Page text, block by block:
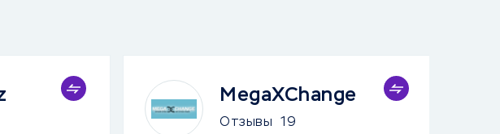
MegaXChange
Отзывы 19